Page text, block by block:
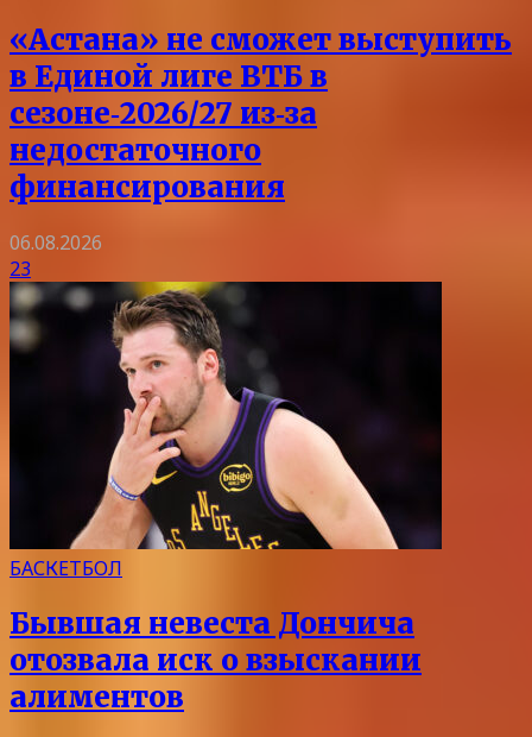
«Астана» не сможет выступить
в Единой лиге ВТБ в
сезоне‑2026/27 из‑за
недостаточного
финансирования
06.08.2026
23
БАСКЕТБОЛ
Бывшая невеста Дончича
отозвала иск о взыскании
алиментов